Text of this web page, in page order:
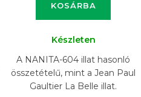
KOSÁRBA
Készleten
A NANITA-604 illat hasonló
összetételű, mint a Jean Paul
Gaultier La Belle illat.